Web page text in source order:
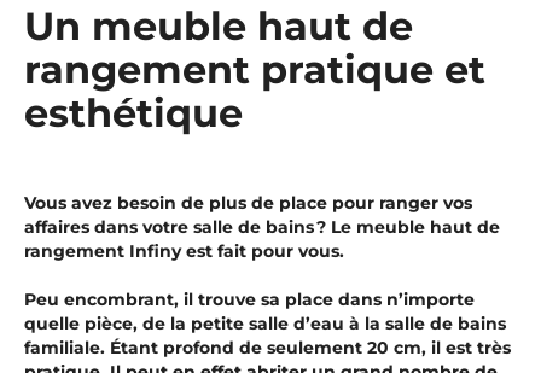
Un meuble haut de
rangement pratique et
esthétique
Vous avez besoin de plus de place pour ranger vos
affaires dans votre salle de bains ? Le meuble haut de
rangement Infiny est fait pour vous.
Peu encombrant, il trouve sa place dans n’importe
quelle pièce, de la petite salle d’eau à la salle de bains
familiale. Étant profond de seulement 20 cm, il est très